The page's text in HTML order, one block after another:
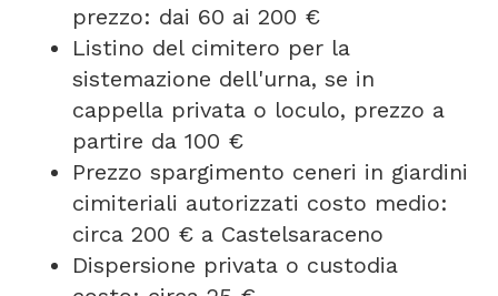
prezzo: dai 60 ai 200 €
Listino del cimitero per la
sistemazione dell'urna, se in
cappella privata o loculo, prezzo a
partire da 100 €
Prezzo spargimento ceneri in giardini
cimiteriali autorizzati costo medio:
circa 200 € a Castelsaraceno
Dispersione privata o custodia